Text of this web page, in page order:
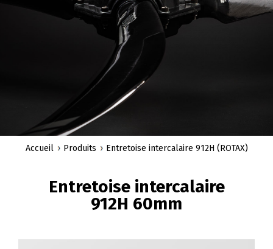
D'ARIANE
Accueil Produits Entretoise intercalaire 912H (ROTAX)
Entretoise intercalaire
912H 60mm